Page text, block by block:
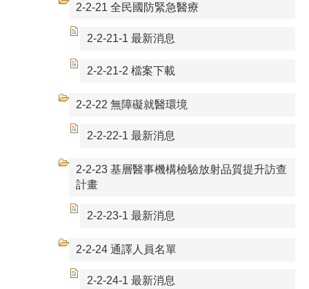
2-2-21 全民國防緊急醫療
2-2-21-1 最新消息
2-2-21-2 檔案下載
2-2-22 無障礙就醫環境
2-2-22-1 最新消息
2-2-23 基層醫事機構檢驗放射品質提升訪查
計畫
2-2-23-1 最新消息
2-2-24 通譯人員名單
2-2-24-1 最新消息